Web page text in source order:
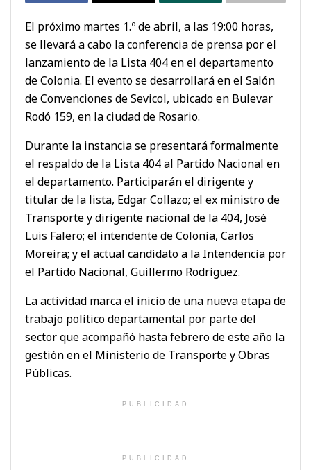
El próximo martes 1.º de abril, a las 19:00 horas,
se llevará a cabo la conferencia de prensa por el
lanzamiento de la Lista 404 en el departamento
de Colonia. El evento se desarrollará en el Salón
de Convenciones de Sevicol, ubicado en Bulevar
Rodó 159, en la ciudad de Rosario.
Durante la instancia se presentará formalmente
el respaldo de la Lista 404 al Partido Nacional en
el departamento. Participarán el dirigente y
titular de la lista, Edgar Collazo; el ex ministro de
Transporte y dirigente nacional de la 404, José
Luis Falero; el intendente de Colonia, Carlos
Moreira; y el actual candidato a la Intendencia por
el Partido Nacional, Guillermo Rodríguez.
La actividad marca el inicio de una nueva etapa de
trabajo político departamental por parte del
sector que acompañó hasta febrero de este año la
gestión en el Ministerio de Transporte y Obras
Públicas.
PUBLICIDAD
PUBLICIDAD